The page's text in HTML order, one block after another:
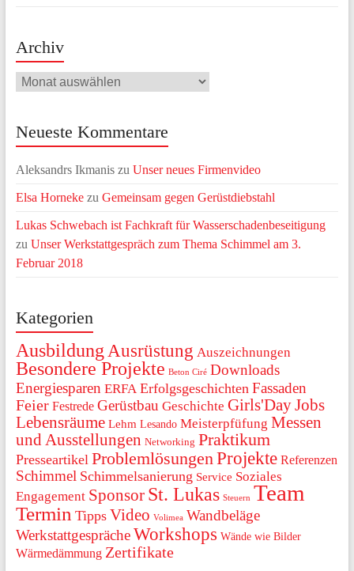
Archiv
Archiv
Neueste Kommentare
Aleksandrs Ikmaniszu Unser neues Firmenvideo
Elsa Hornekezu Gemeinsam gegen Gerüstdiebstahl
Lukas Schwebach ist Fachkraft für Wasserschadenbeseitigung
zu Unser Werkstattgespräch zum Thema Schimmel am 3.
Februar 2018
Kategorien
Ausbildung Ausrüstung Auszeichnungen
Besondere Projekte Beton Ciré Downloads
Energiesparen ERFA Erfolgsgeschichten Fassaden
Feier Festrede Gerüstbau Geschichte Girls'DayJobs
Lebensräume Lehm Lesando Meisterpfüfung Messen
und Ausstellungen Networking Praktikum
Presseartikel Problemlösungen Projekte Referenzen
Schimmel Schimmelsanierung Service Soziales
Engagement Sponsor St. Lukas Steuern Team
Termin Tipps Video Volimea Wandbeläge
Werkstattgespräche Workshops Wände wie Bilder
Wärmedämmung Zertifikate